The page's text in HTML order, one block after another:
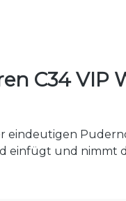
C34 VIP
einfügt und nimmt